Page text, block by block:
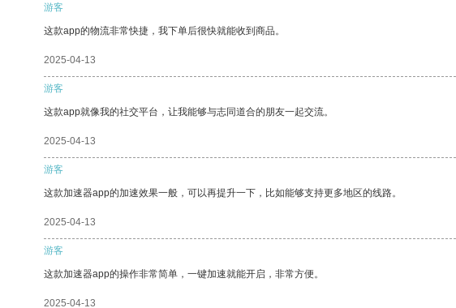
游客
这款app的物流非常快捷，我下单后很快就能收到商品。
2025-04-13
游客
这款app就像我的社交平台，让我能够与志同道合的朋友一起交流。
2025-04-13
游客
这款加速器app的加速效果一般，可以再提升一下，比如能够支持更多地区的线路。
2025-04-13
游客
这款加速器app的操作非常简单，一键加速就能开启，非常方便。
2025-04-13